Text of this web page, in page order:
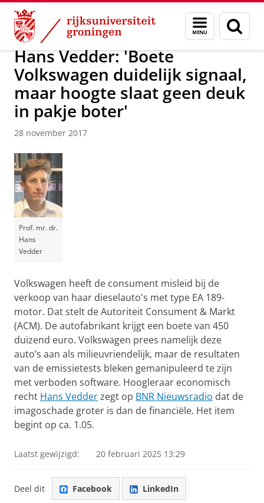
Skip
Content
Skip
Navigation
Menu
en
zoeken
Over ons Actueel Nieuws Nieuwsberichten
Hans Vedder: 'Boete
Volkswagen duidelijk signaal,
maar hoogte slaat geen deuk
in pakje boter'
28 november 2017
Prof. mr. dr.
Hans
Vedder
Volkswagen heeft de consument misleid bij de
verkoop van haar dieselauto's met type EA 189-
motor. Dat stelt de Autoriteit Consument & Markt
(ACM). De autofabrikant krijgt een boete van 450
duizend euro. Volkswagen prees namelijk deze
auto’s aan als milieuvriendelijk, maar de resultaten
van de emissietests bleken gemanipuleerd te zijn
met verboden software. Hoogleraar economisch
recht Hans Vedderzegt op BNR Nieuwsradio dat de
imagoschade groter is dan de financiële. Het item
begint op ca. 1.05.
Laatst gewijzigd: 20 februari 2025 13:29
Deel dit Facebook LinkedIn